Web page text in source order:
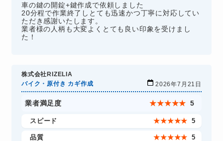
車の鍵の開錠+鍵作成で依頼しました
20分程で作業終了しとても迅速かつ丁寧に対応してい
ただき感謝いたします。
業者様の人柄も大変よくとても良い印象を受けまし
た！
株式会社RIZELIA
バイク・原付き カギ作成
2026年7月21日
業者満足度 ★★★★★ 5
スピード ★★★★★ 5
品質 ★★★★★ 5